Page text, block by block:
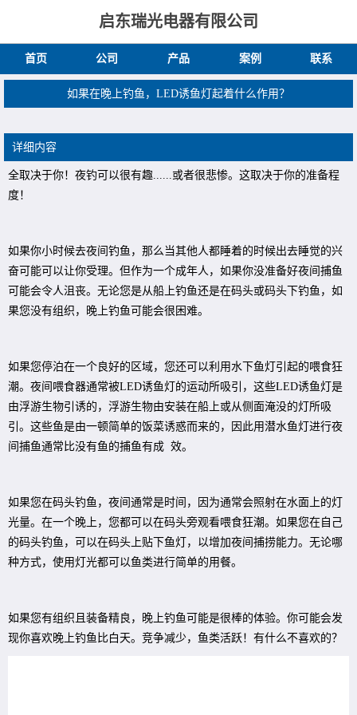
启东瑞光电器有限公司
首页 公司 产品 案例 联系
如果在晚上钓鱼，LED诱鱼灯起着什么作用？
详细内容
全取决于你！夜钓可以很有趣......或者很悲惨。这取决于你的准备程
度！
如果你小时候去夜间钓鱼，那么当其他人都睡着的时候出去睡觉的兴
奋可能可以让你受理。但作为一个成年人，如果你没准备好夜间捕鱼
可能会令人沮丧。无论您是从船上钓鱼还是在码头或码头下钓鱼，如
果您没有组织，晚上钓鱼可能会很困难。
如果您停泊在一个良好的区域，您还可以利用水下鱼灯引起的喂食狂
潮。夜间喂食器通常被LED诱鱼灯的运动所吸引，这些LED诱鱼灯是
由浮游生物引诱的，浮游生物由安装在船上或从侧面淹没的灯所吸
引。这些鱼是由一顿简单的饭菜诱惑而来的，因此用潜水鱼灯进行夜
间捕鱼通常比没有鱼的捕鱼有成 效。
如果您在码头钓鱼，夜间通常是时间，因为通常会照射在水面上的灯
光量。在一个晚上，您都可以在码头旁观看喂食狂潮。如果您在自己
的码头钓鱼，可以在码头上贴下鱼灯，以增加夜间捕捞能力。无论哪
种方式，使用灯光都可以鱼类进行简单的用餐。
如果您有组织且装备精良，晚上钓鱼可能是很棒的体验。你可能会发
现你喜欢晚上钓鱼比白天。竞争减少，鱼类活跃！有什么不喜欢的？